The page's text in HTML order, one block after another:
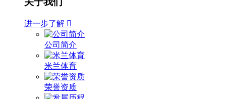
进一步了解 
公司简介
米兰体育
荣誉资质